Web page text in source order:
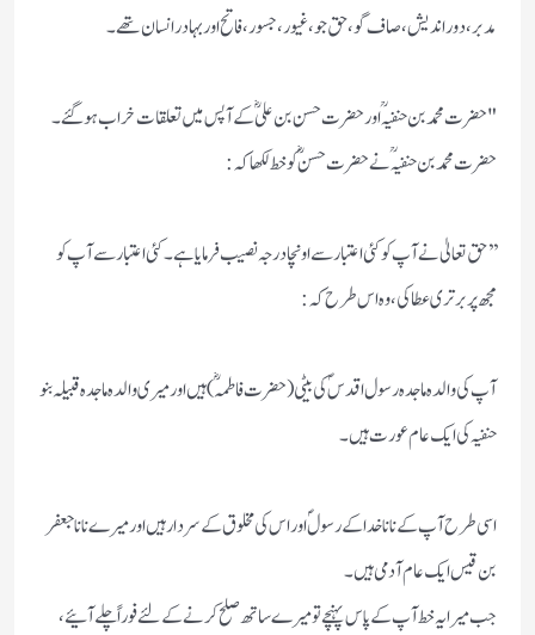
مدبر، دوراندیش، صاف گو، حق جو، غیور، جسور، فاتح اور بہادر انسان تھے۔
"حضرت محمد بن حنفیہؒ اور حضرت حسن بن علیؓ کے آپس میں تعلقات خراب ہوگئے۔
حضرت محمد بن حنفیہؒ نے حضرت حسنؓ کو خط لکھا کہ:
’’حق تعالیٰ نے آپ کو کئی اعتبار سے اونچا درجہ نصیب فرمایا ہے۔ کئی اعتبار سے آپ کو
مجھ پر برتری عطا کی، وہ اس طرح کہ:
آپ کی والدہ ماجدہ رسول اقدسؐ کی بیٹی (حضرت فاطمہؓ) ہیں اور میری والدہ ماجدہ قبیلہ بنو
حنفیہ کی ایک عام عورت ہیں۔
اسی طرح آپ کے نانا خدا کے رسولؐ اور اس کی مخلوق کے سردار ہیں اور میرے نانا جعفر
بن قیس ایک عام آدمی ہیں۔
جب میرا یہ خط آپ کے پاس پہنچے تو میرے ساتھ صلح کرنے کے لئے فوراً چلے آئیے،